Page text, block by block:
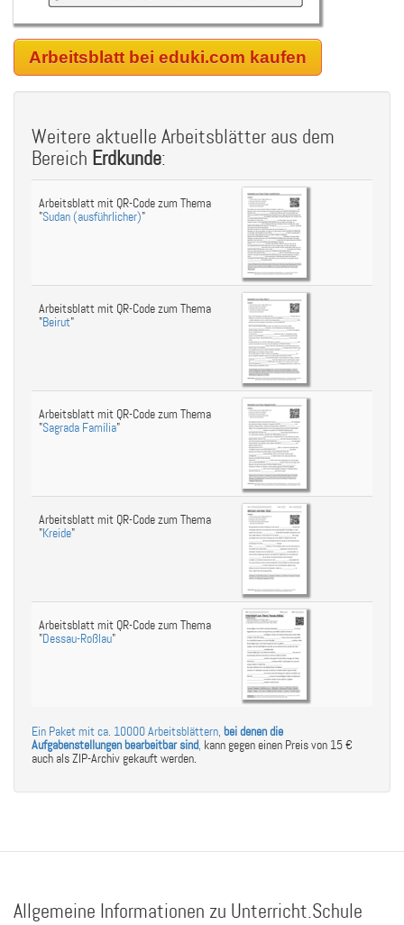
Arbeitsblatt bei eduki.com kaufen
Weitere aktuelle Arbeitsblätter aus dem
Bereich Erdkunde:
Arbeitsblatt mit QR-Code zum Thema
"Sudan (ausführlicher)"
Arbeitsblatt mit QR-Code zum Thema
"Beirut"
Arbeitsblatt mit QR-Code zum Thema
"Sagrada Família"
Arbeitsblatt mit QR-Code zum Thema
"Kreide"
Arbeitsblatt mit QR-Code zum Thema
"Dessau-Roßlau"
Ein Paket mit ca. 10000 Arbeitsblättern, bei denen die
Aufgabenstellungen bearbeitbar sind, kann gegen einen Preis von 15 €
auch als ZIP-Archiv gekauft werden.
Allgemeine Informationen zu Unterricht.Schule